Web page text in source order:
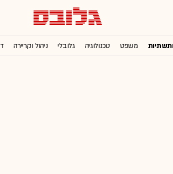
משפט טכנולוגיה גלובלי ניהול וקריירה